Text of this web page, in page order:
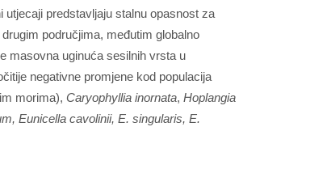
predstavljaju stalnu opasnost za
područjima, međutim globalno
masovna uginuća sesilnih vrsta u
negativne promjene kod populacija
morima), Caryophyllia inornata, Hoplangia
Eunicella cavolinii, E. singularis, E.